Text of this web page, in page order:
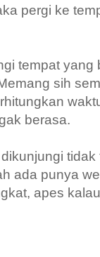
pergi ke
tempat yang
sih
berasa.
ada punya
apes